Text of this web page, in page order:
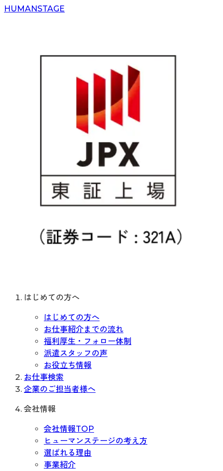
HUMANSTAGE
はじめての方へ
はじめての方へ
お仕事紹介までの流れ
福利厚生・フォロー体制
派遣スタッフの声
お役立ち情報
お仕事検索
企業のご担当者様へ
会社情報
会社情報TOP
ヒューマンステージの考え方
選ばれる理由
事業紹介